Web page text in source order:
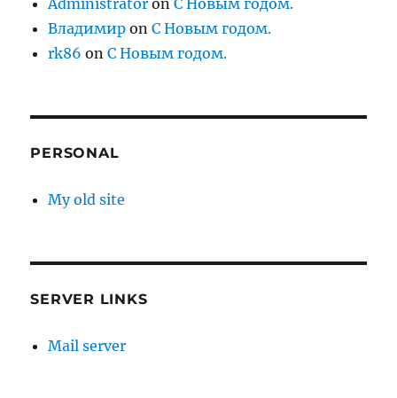
Administrator onС Новым годом.
Владимир onС Новым годом.
rk86 onС Новым годом.
PERSONAL
My old site
SERVER LINKS
Mail server